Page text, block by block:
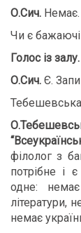
О.Сич.
Чи є бажаючі
Голос із залу.
О.Сич. Є.
Тебешевська
філолог з
потрібне і
одне:
літератури,
немає